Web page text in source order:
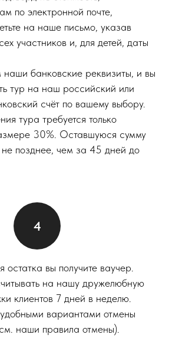
по электронной почте,
на наше письмо, указав
участников и, для детей, даты
банковские реквизиты, и вы
тур на наш российский или
счёт по вашему выбору.
тура требуется только
30%. Оставшуюся сумму
не позднее, чем за 45 дней до
остатка вы получите ваучер.
на нашу дружелюбную
клиентов 7 дней в неделю.
удобными вариантами отмены
наши правила отмены).